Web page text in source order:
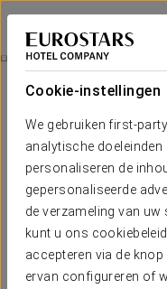
Cookie-instellingen
We gebruiken first-
analytische doeleinden
personaliseren de
gepersonaliseerde
de verzameling van
kunt u ons
accepteren via de
ervan configureren of
Crisol Suites Catalinas
BUENOS AIRES
Stadsrondleiding
70 USD + TVA